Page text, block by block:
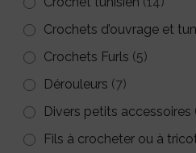
Crochets d’ouvrage et
Crochets Furls (5)
Dérouleurs (7)
Divers petits accessoires
Fils à crocheter ou à